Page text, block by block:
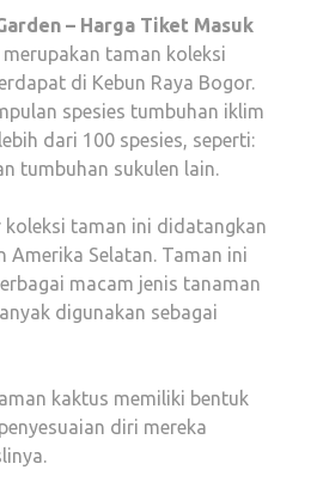
– Harga Tiket Masuk
taman koleksi
di Kebun Raya Bogor.
spesies tumbuhan iklim
dari 100 spesies, seperti:
tumbuhan sukulen lain.
koleksi taman ini didatangkan
Amerika Selatan. Taman ini
macam jenis tanaman
digunakan sebagai
kaktus memiliki bentuk
diri mereka